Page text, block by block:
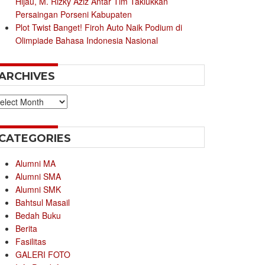
Persaingan Porseni Kabupaten
Plot Twist Banget! Firoh Auto Naik Podium di
Olimpiade Bahasa Indonesia Nasional
Alumni MA
Alumni SMA
Alumni SMK
Bahtsul Masail
Bedah Buku
Berita
Fasilitas
GALERI FOTO